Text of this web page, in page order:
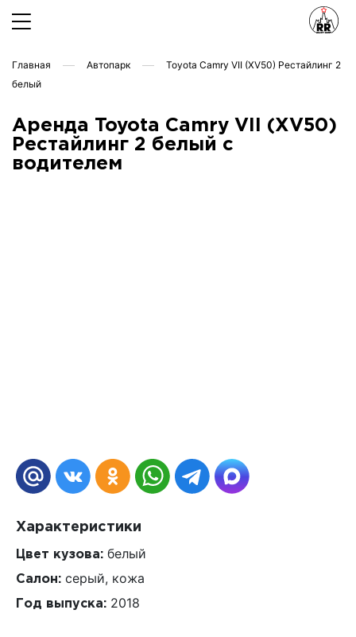
Главная Автопарк
Toyota Camry VII (XV50) Рестайлинг 2
белый
Аренда Toyota Camry VII (XV50)
Рестайлинг 2 белый с
водителем
Характеристики
Цвет кузова: белый
Салон: серый, кожа
Год выпуска: 2018